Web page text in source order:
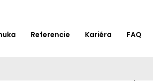
Referencie Kariéra FAQ